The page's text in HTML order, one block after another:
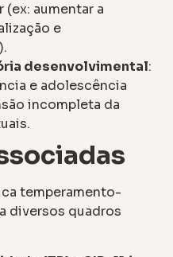
aumentar a
e
desenvolvimental:
e adolescência
incompleta da
temperamento-
diversos quadros